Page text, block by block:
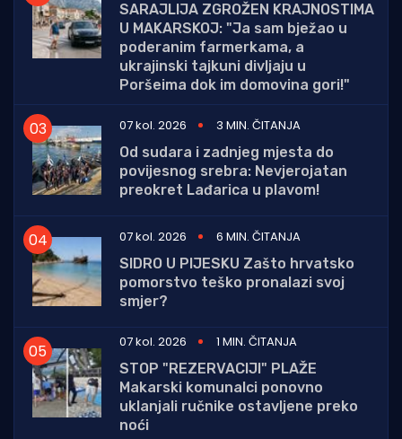
SARAJLIJA ZGROŽEN KRAJNOSTIMA
U MAKARSKOJ: "Ja sam bježao u
poderanim farmerkama, a
ukrajinski tajkuni divljaju u
Poršeima dok im domovina gori!"
07 kol. 2026
3 MIN. ČITANJA
Od sudara i zadnjeg mjesta do
povijesnog srebra: Nevjerojatan
preokret Lađarica u plavom!
07 kol. 2026
6 MIN. ČITANJA
SIDRO U PIJESKU Zašto hrvatsko
pomorstvo teško pronalazi svoj
smjer?
07 kol. 2026
1 MIN. ČITANJA
STOP "REZERVACIJI" PLAŽE
Makarski komunalci ponovno
uklanjali ručnike ostavljene preko
noći